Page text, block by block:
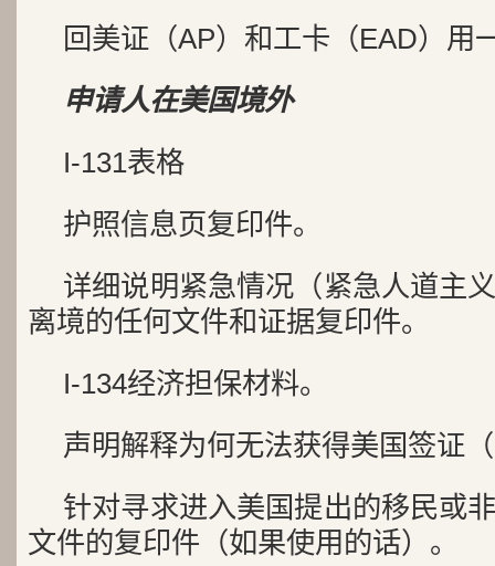
回美证（AP）和工卡（EAD）用
申请人在美国境外
I-131表格
护照信息页复印件。
详细说明紧急情况（紧急人道主
离境的任何文件和证据复印件。
I-134经济担保材料。
声明解释为何无法获得美国签证
针对寻求进入美国提出的移民或
文件的复印件（如果使用的话）。